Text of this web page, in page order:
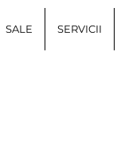
SALE SERVICII